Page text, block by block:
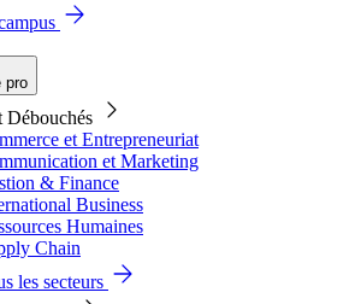
pro
Débouchés
et Entrepreneuriat
et Marketing
& Finance
Business
Humaines
Chain
les secteurs